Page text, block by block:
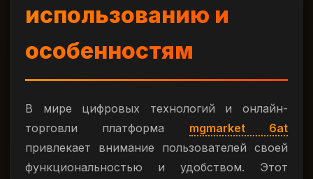
использованию и
особенностям
В мире цифровых технологий и онлайн-
торговли платформа mgmarket 6at
привлекает внимание пользователей своей
функциональностью и удобством. Этот